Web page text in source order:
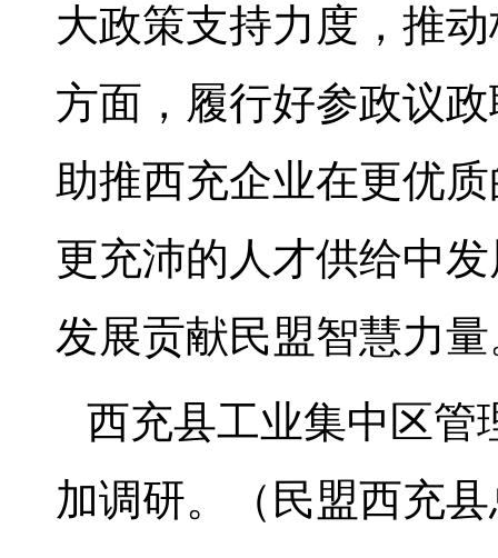
大政策支持力度，推
方面，履行好参政议
助推西充企业在更优
更充沛的人才供给中
发展贡献民盟智慧力
西充县工业集中区管
加调研。（民盟西充